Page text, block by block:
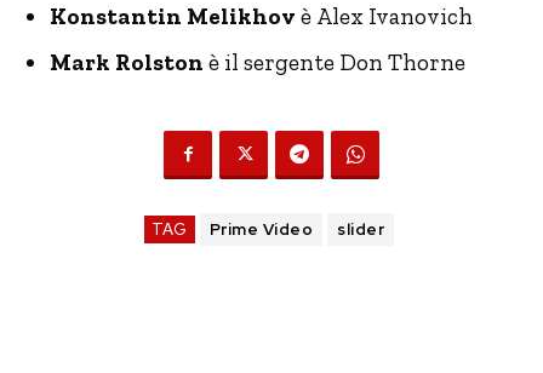
Konstantin Melikhov è Alex Ivanovich
Mark Rolston è il sergente Don Thorne
TAG Prime Video slider